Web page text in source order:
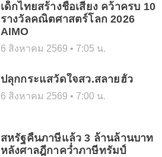
เด็กไทยสร้างชื่อเสียง คว้าครบ 10
รางวัลคณิตศาสตร์โลก 2026
AIMO
6 สิงหาคม 2569 7:05 น.
ปลุกกระแสวัดใจสว.สลายฮั้ว
6 สิงหาคม 2569 7:00 น.
สหรัฐคืนภาษีแล้ว 3 ล้านล้านบาท
หลังศาลฎีกาคว่ำภาษีทรัมป์